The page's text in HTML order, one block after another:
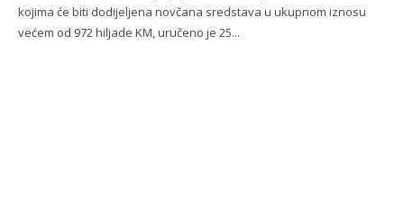
kojima će biti dodijeljena novčana sredstava u ukupnom iznosu
većem od 972 hiljade KM, uručeno je 25...